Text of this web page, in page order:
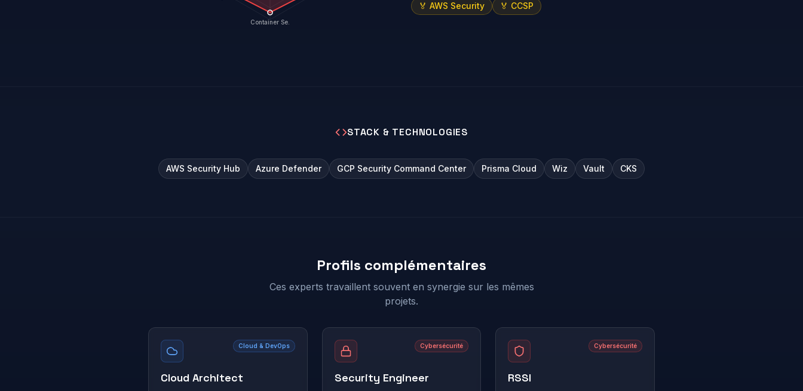
Container Se.
🏅 AWS Security 🏅 CCSP
STACK & TECHNOLOGIES
AWS Security Hub Azure Defender GCP Security Command Center Prisma Cloud Wiz Vault CKS
Profils complémentaires
Ces experts travaillent souvent en synergie sur les mêmes
projets.
Cloud & DevOps
Cloud Architect
Cybersécurité
Security Engineer
Cybersécurité
RSSI